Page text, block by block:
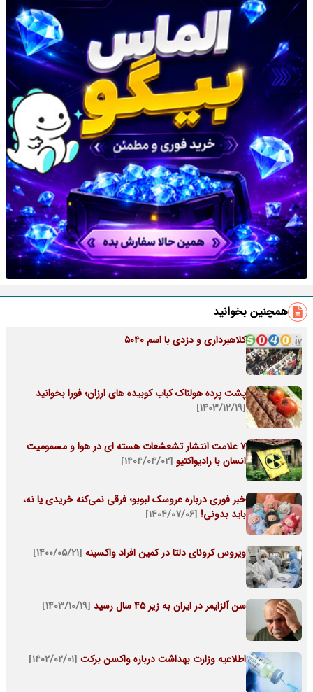
همچنین بخوانید
کلاهبرداری و دزدی با اسم ۵۰۴۰
پشت پرده هولناک کباب کوبیده های ارزان؛ فورا بخوانید
[۱۴۰۳/۱۲/۱۹]
7 علامت انتشار تشعشعات هسته ای در هوا و مسمومیت
انسان با رادیواکتیو [۱۴۰۴/۰۴/۰۲]
خبر فوری درباره عروسک لبوبو؛ فرقی نمی‌کنه خریدی یا نه،
باید بدونی! [۱۴۰۴/۰۷/۰۶]
ویروس کرونای دلتا در کمین افراد واکسینه [۱۴۰۰/۰۵/۲۱]
سن آلزایمر در ایران به زیر ۴۵ سال رسید [۱۴۰۳/۱۰/۱۹]
اطلاعیه وزارت بهداشت درباره واکسن برکت [۱۴۰۲/۰۲/۰۱]